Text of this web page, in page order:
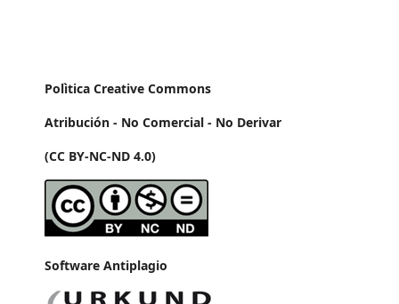
Polìtica Creative Commons
Atribución - No Comercial - No Derivar
(CC BY-NC-ND 4.0)
Software Antiplagio